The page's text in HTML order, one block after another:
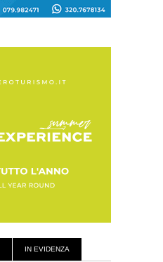
IN EVIDENZA